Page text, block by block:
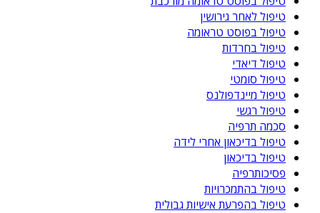
טיפול לאחר גירושין
טיפול בפוסט טראומה
טיפול בחרדות
טיפול דיאדי
טיפול סומטי
טיפול מיינדפולנס
טיפול רגשי
סכמה תרפיה
טיפול בדיכאון אחרי לידה
טיפול בדיכאון
פסיכותרפיה
טיפול בהתמכרויות
טיפול בהפרעת אישיות גבולית